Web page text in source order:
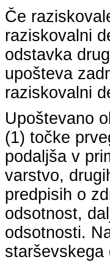
Če
raziskovalni
odstavka
upošteva
raziskovalni
Upoštevano
(1) točke
podaljša v
varstvo,
predpisih o
odsotnost,
odsotnosti.
starševskega